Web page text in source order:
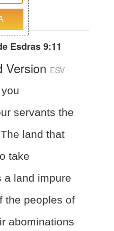
Esdras 9:11
Version ESV
servants the
land that
take
a land impure
the peoples of
abominations